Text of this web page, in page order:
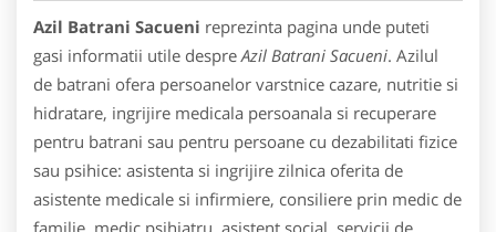
Azil Batrani Sacueni reprezinta pagina unde puteti
gasi informatii utile despre Azil Batrani Sacueni. Azilul
de batrani ofera persoanelor varstnice cazare, nutritie si
hidratare, ingrijire medicala persoanala si recuperare
pentru batrani sau pentru persoane cu dezabilitati fizice
sau psihice: asistenta si ingrijire zilnica oferita de
asistente medicale si infirmiere, consiliere prin medic de
familie, medic psihiatru, asistent social, servicii de